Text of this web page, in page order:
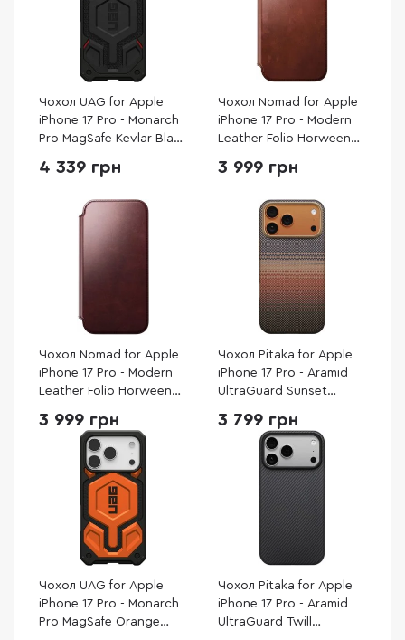
Чохол UAG for Apple
iPhone 17 Pro - Monarch
Pro MagSafe Kevlar Black
4 339 грн
Чохол Nomad for Apple
iPhone 17 Pro - Modern
Leather Folio Horween
(NM014094858)
3 999 грн
Чохол Nomad for Apple
iPhone 17 Pro - Modern
Leather Folio Horween
3 999 грн
Чохол Pitaka for Apple
iPhone 17 Pro - Aramid
UltraGuard Sunset
3 799 грн
Чохол UAG for Apple
iPhone 17 Pro - Monarch
Pro MagSafe Orange
Чохол Pitaka for Apple
iPhone 17 Pro - Aramid
UltraGuard Twill